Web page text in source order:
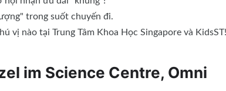
trong suốt chuyến đi.
vị nào tại Trung Tâm Khoa Học Singapore và KidsST!
im Science Centre, Omni